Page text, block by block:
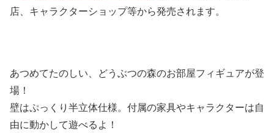
店、キャラクターショップ等から発売されます。
あつめてたのしい、どうぶつの森のお部屋フィギュアが登
場！
壁はぷっくり半立体仕様。付属の家具やキャラクターは自
由に動かして遊べるよ！